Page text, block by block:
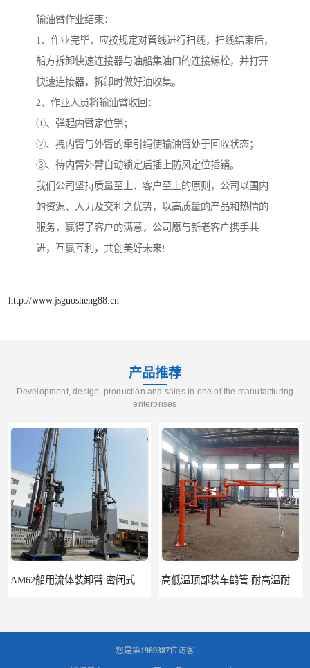
输油臂作业结束：
1、作业完毕，应按规定对管线进行扫线，扫线结束后，
船方拆卸快速连接器与油船集油口的连接螺栓，并打开
快速连接器，拆卸时做好油收集。
2、作业人员将输油臂收回：
①、弹起内臂定位销；
②、拽内臂与外臂的牵引绳使输油臂处于回收状态；
③、待内臂外臂自动锁定后插上防风定位插销。
我们公司坚持质量至上、客户至上的原则，公司以国内
的资源、人力及交利之优势，以高质量的产品和热情的
服务，赢得了客户的满意，公司愿与新老客户携手共
进，互赢互利，共创美好未来!
http://www.jsguosheng88.cn
产品推荐
Development, design, production and sales in one of the manufacturing
enterprises
AM62船用流体装卸臂 密闭式装卸臂 多种型号可供选择 高低温顶部装车鹤管 耐高温耐高压耐腐蚀
您是第1989387位访客